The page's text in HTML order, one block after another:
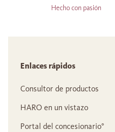
Hecho con pasión
Enlaces rápidos
Consultor de productos
HARO en un vistazo
Portal del concesionario°